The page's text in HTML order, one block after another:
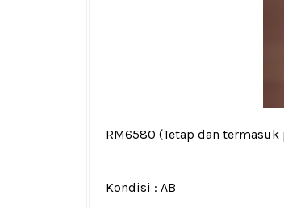
RM6580 (Tetap dan
Kondisi : AB